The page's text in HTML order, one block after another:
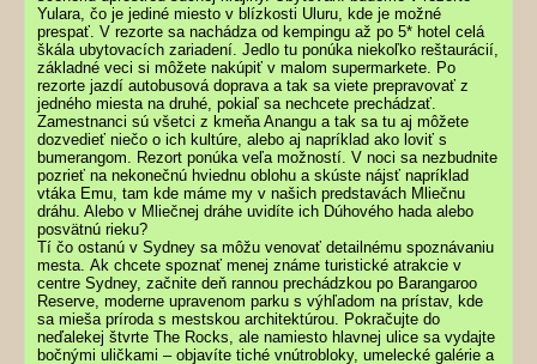
Yulara, čo je jediné miesto v blízkosti Uluru, kde je možné
prespať. V rezorte sa nachádza od kempingu až po 5* hotel celá
škála ubytovacích zariadení. Jedlo tu ponúka niekoľko reštaurácií,
základné veci si môžete nakúpiť v malom supermarkete. Po
rezorte jazdí autobusová doprava a tak sa viete prepravovať z
jedného miesta na druhé, pokiaľ sa nechcete prechádzať.
Zamestnanci sú všetci z kmeňa Anangu a tak sa tu aj môžete
dozvedieť niečo o ich kultúre, alebo aj napríklad ako loviť s
bumerangom. Rezort ponúka veľa možností. V noci sa nezbudnite
pozrieť na nekonečnú hviednu oblohu a skúste nájsť napríklad
vtáka Emu, tam kde máme my v našich predstavách Mliečnu
dráhu. Alebo v Mliečnej dráhe uvidíte ich Dúhového hada alebo
posvätnú rieku?
Tí čo ostanú v Sydney sa môžu venovať detailnému spoznávaniu
mesta. Ak chcete spoznať menej známe turistické atrakcie v
centre Sydney, začnite deň rannou prechádzkou po Barangaroo
Reserve, moderne upravenom parku s výhľadom na prístav, kde
sa mieša príroda s mestskou architektúrou. Pokračujte do
neďalekej štvrte The Rocks, ale namiesto hlavnej ulice sa vydajte
bočnými uličkami – objavíte tiché vnútrobloky, umelecké galérie a